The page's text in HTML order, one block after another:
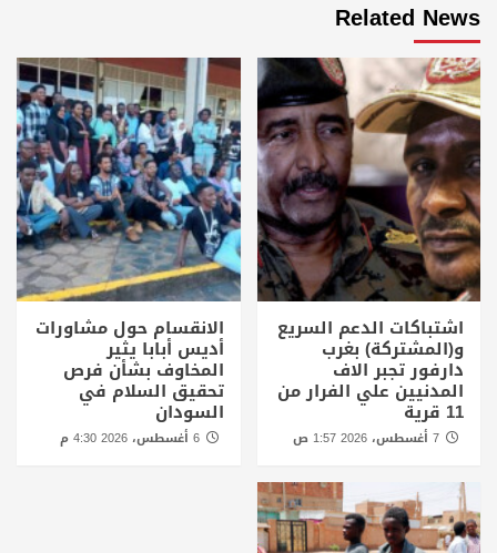
Related News
اشتباكات الدعم السريع
و(المشتركة) بغرب
دارفور تجبر الاف
المدنيين علي الفرار من
11 قرية
الانقسام حول مشاورات
أديس أبابا يثير
المخاوف بشأن فرص
تحقيق السلام في
السودان
6 أغسطس، 2026 4:30 م